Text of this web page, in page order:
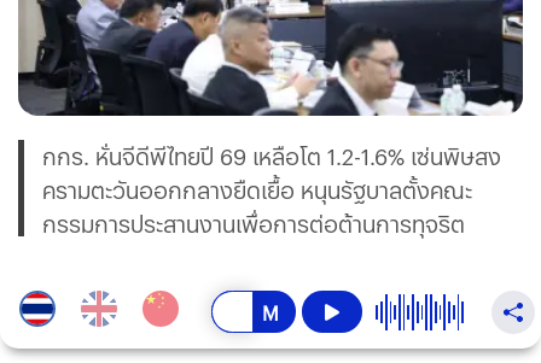
กกร. หั่นจีดีพีไทยปี 69 เหลือโต 1.2-1.6% เซ่นพิษสง
ครามตะวันออกกลางยืดเยื้อ หนุนรัฐบาลตั้งคณะ
กรรมการประสานงานเพื่อการต่อต้านการทุจริต